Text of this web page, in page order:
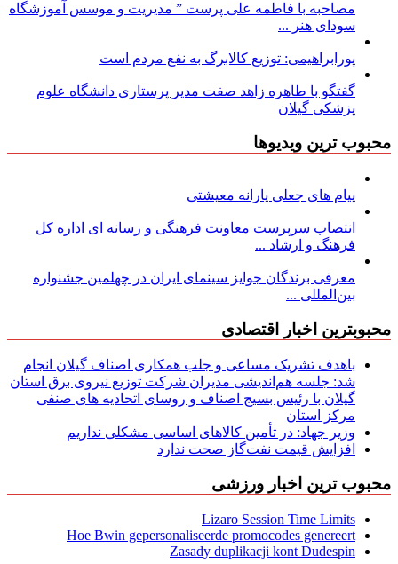
مصاحبه با فاطمه علی پرست ” مدیریت و موسس آموزشگاه
سودای هنر ...
پورابراهیمی: توزیع کالابرگ به نفع مردم است
گفتگو با طاهره زاهد صفت مدیر پرستاری دانشگاه علوم
پزشکی گیلان
محبوب ترین ویدیوها
پیام های جعلی یارانه معیشتی
انتصاب سرپرست معاونت فرهنگی و رسانه ای اداره کل
فرهنگ و ارشاد ...
معرفی برندگان جوایز سینمای ایران در چهلمین جشنواره
بین‌المللی ...
محبوبترین اخبار اقتصادی
باهدف تشریک مساعی و جلب همکاری اصناف گیلان انجام
شد: جلسه هم‌اندیشی مدیران شركت توزیع نیروی برق استان
گیلان با رئیس بسیج اصناف و روسای اتحادیه های صنفی
مركز استان
وزیر جهاد: در تأمین کالاهای اساسی مشکلی نداریم
افزایش قیمت نفت‌گاز صحت ندارد
محبوب ترین اخبار ورزشی
Lizaro Session Time Limits
Hoe Bwin gepersonaliseerde promocodes genereert
Zasady duplikacji kont Dudespin